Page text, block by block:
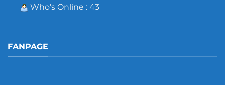
Who's Online : 43
FANPAGE